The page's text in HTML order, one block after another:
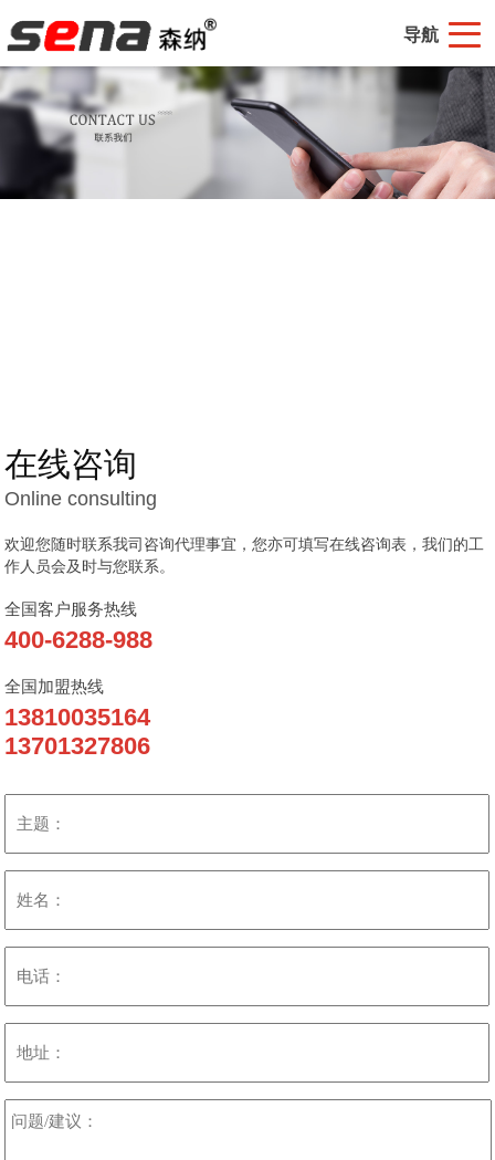
导航
在线咨询
Online consulting
欢迎您随时联系我司咨询代理事宜，您亦可填写在线咨询表，我们的工
作人员会及时与您联系。
全国客户服务热线
400-6288-988
全国加盟热线
13810035164
13701327806